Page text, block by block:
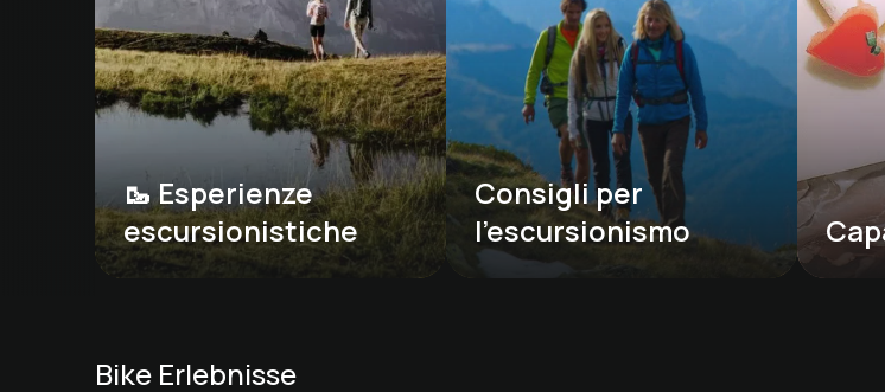
🥾 Esperienze
escursionistiche
Consigli per
l'escursionismo
Bike Erlebnisse